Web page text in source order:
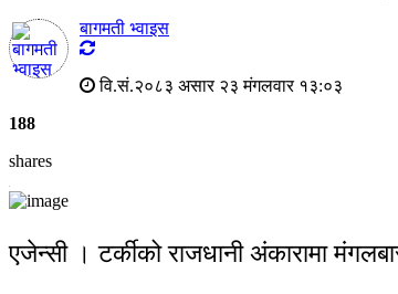
बागमती भ्वाइस
वि.सं.२०८३ असार २३ मंगलवार १३:०३
188
shares
एजेन्सी । टर्कीको राजधानी अंकारामा